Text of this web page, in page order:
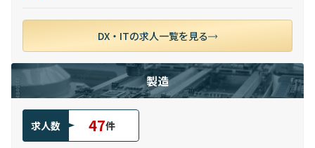
DX・ITの求人一覧を見る
製造
求人数 47件